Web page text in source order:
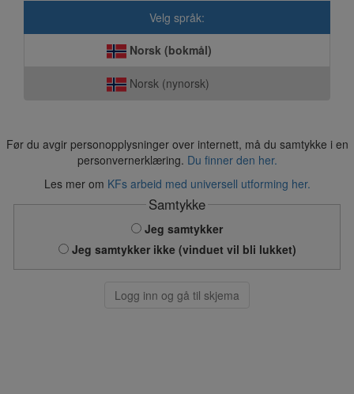
Velg språk:
Norsk (bokmål)
Norsk (nynorsk)
Før du avgir personopplysninger over internett, må du samtykke i en
personvernerklæring. Du finner den her.
Les mer om KFs arbeid med universell utforming her.
Samtykke
Jeg samtykker
Jeg samtykker ikke (vinduet vil bli lukket)
Logg inn og gå til skjema